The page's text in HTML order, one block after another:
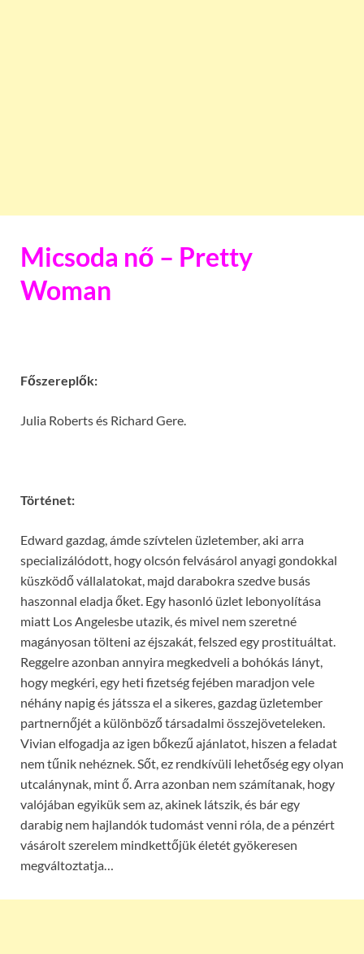
Micsoda nő – Pretty
Woman
Főszereplők:
Julia Roberts és Richard Gere.
Történet:
Edward gazdag, ámde szívtelen üzletember, aki arra
specializálódott, hogy olcsón felvásárol anyagi gondokkal
küszködő vállalatokat, majd darabokra szedve busás
haszonnal eladja őket. Egy hasonló üzlet lebonyolítása
miatt Los Angelesbe utazik, és mivel nem szeretné
magányosan tölteni az éjszakát, felszed egy prostituáltat.
Reggelre azonban annyira megkedveli a bohókás lányt,
hogy megkéri, egy heti fizetség fejében maradjon vele
néhány napig és játssza el a sikeres, gazdag üzletember
partnernőjét a különböző társadalmi összejöveteleken.
Vivian elfogadja az igen bőkezű ajánlatot, hiszen a feladat
nem tűnik nehéznek. Sőt, ez rendkívüli lehetőség egy olyan
utcalánynak, mint ő. Arra azonban nem számítanak, hogy
valójában egyikük sem az, akinek látszik, és bár egy
darabig nem hajlandók tudomást venni róla, de a pénzért
vásárolt szerelem mindkettőjük életét gyökeresen
megváltoztatja…